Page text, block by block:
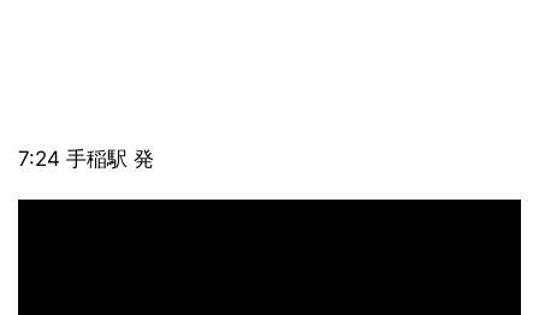
7:24 手稲駅 発